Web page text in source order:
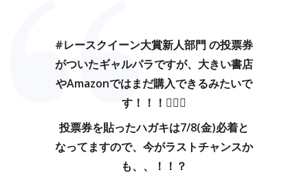
#レースクイーン大賞新人部門 の投票券
がついたギャルパラですが、大きい書店
やAmazonではまだ購入できるみたいで
す！！！🙆‍♀️✨
投票券を貼ったハガキは7/8(金)必着と
なってますので、今がラストチャンスか
も、、！！？